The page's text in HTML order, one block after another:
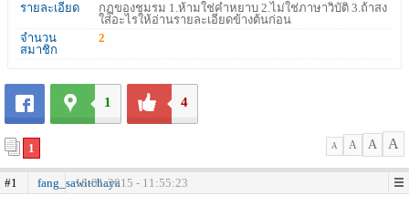
รายละเอียด
กฏของชมรม 1.ห้ามใช่คำหยาบ 2.ไม่ใช่ภาษาวิบัติ 3.ถ้าสง
ใส่อะไรให้อ่านรายละเอียดข้างต้นก่อน
จำนวน
สมาชิก
2
1 4
1 A A A A
#1 fang_sawitchaya
16-01-2015 - 11:55:23